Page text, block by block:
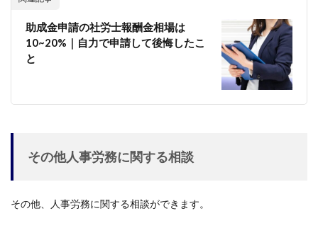
助成金申請の社労士報酬金相場は
10~20%｜自力で申請して後悔したこ
と
その他人事労務に関する相談
その他、人事労務に関する相談ができます。